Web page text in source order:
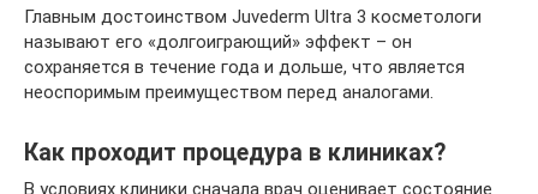
Главным достоинством Juvederm Ultra 3 косметологи
называют его «долгоиграющий» эффект – он
сохраняется в течение года и дольше, что является
неоспоримым преимуществом перед аналогами.
Как проходит процедура в клиниках?
В условиях клиники сначала врач оценивает состояние